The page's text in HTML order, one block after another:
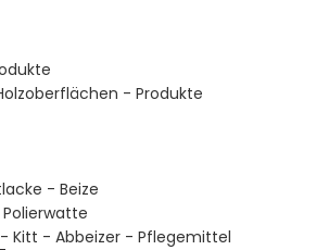
- Produkte
- Beize
Kitt - Abbeizer - Pflegemittel